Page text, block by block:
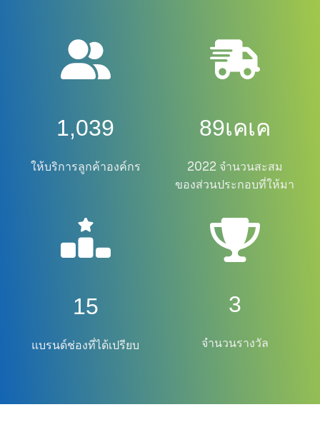
1,039
ให้บริการลูกค้าองค์กร
89เคเค
2022 จำนวนสะสม
ของส่วนประกอบที่ให้มา
15
แบรนด์ช่องที่ได้เปรียบ
3
จำนวนรางวัล